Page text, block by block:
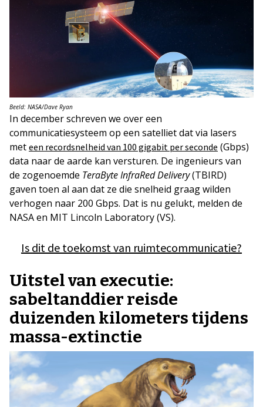
Beeld: NASA/Dave Ryan
In december schreven we over een
communicatiesysteem op een satelliet dat via lasers
met een recordsnelheid van 100 gigabit per seconde (Gbps)
data naar de aarde kan versturen. De ingenieurs van
de zogenoemde TeraByte InfraRed Delivery(TBIRD)
gaven toen al aan dat ze die snelheid graag wilden
verhogen naar 200 Gbps. Dat is nu gelukt, melden de
NASA en MIT Lincoln Laboratory (VS).
Is dit de toekomst van ruimtecommunicatie?
Uitstel van executie:
sabeltanddier reisde
duizenden kilometers tijdens
massa-extinctie